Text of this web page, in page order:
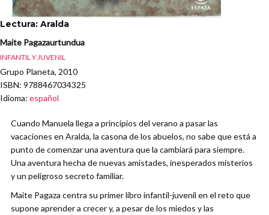
Lectura: Aralda
Maite Pagazaurtundua
INFANTIL Y JUVENIL
Grupo Planeta, 2010
ISBN: 9788467034325
Idioma: español
Cuando Manuela llega a principios del verano a pasar las
vacaciones en Aralda, la casona de los abuelos, no sabe que está a
punto de comenzar una aventura que la cambiará para siempre.
Una aventura hecha de nuevas amistades, inesperados misterios
y un peligroso secreto familiar.
Maite Pagaza centra su primer libro infantil-juvenil en el reto que
supone aprender a crecer y, a pesar de los miedos y las